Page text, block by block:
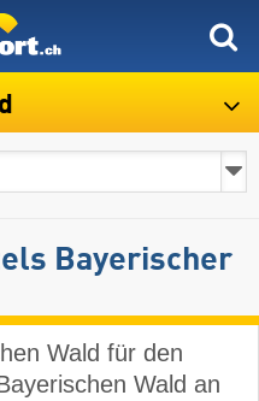
Bayerischer
Wald für den
Wald an